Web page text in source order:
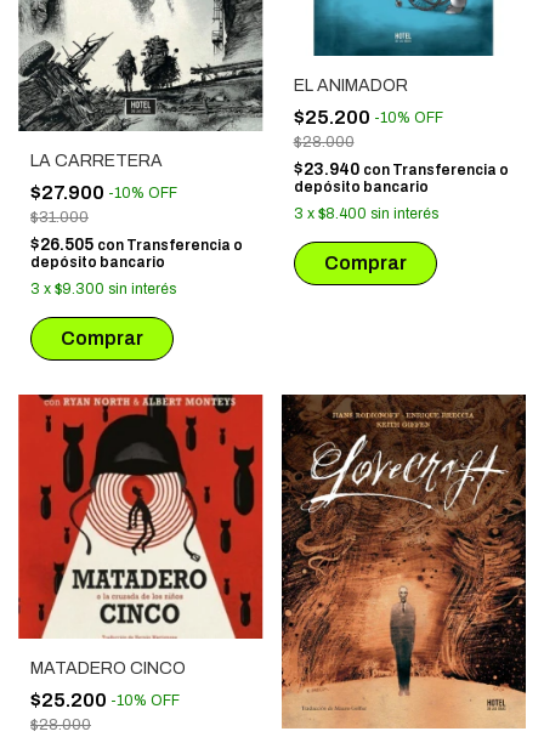
LA CARRETERA
$27.900 -10% OFF
$31.000
$26.505 con Transferencia o
depósito bancario
3 x $9.300 sin interés
EL ANIMADOR
$25.200 -10% OFF
$28.000
$23.940 con Transferencia o
depósito bancario
3 x $8.400 sin interés
MATADERO CINCO
$25.200 -10% OFF
$28.000